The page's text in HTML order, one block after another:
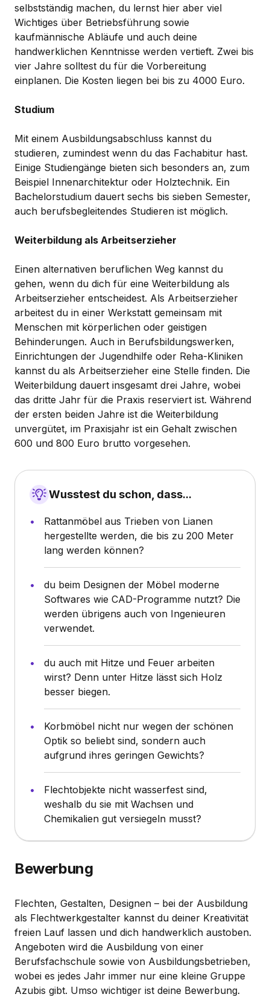
selbstständig machen, du lernst hier aber viel
Wichtiges über Betriebsführung sowie
kaufmännische Abläufe und auch deine
handwerklichen Kenntnisse werden vertieft. Zwei bis
vier Jahre solltest du für die Vorbereitung
einplanen. Die Kosten liegen bei bis zu 4000 Euro.
Studium
Mit einem Ausbildungsabschluss kannst du
studieren, zumindest wenn du das Fachabitur hast.
Einige Studiengänge bieten sich besonders an, zum
Beispiel Innenarchitektur oder Holztechnik. Ein
Bachelorstudium dauert sechs bis sieben Semester,
auch berufsbegleitendes Studieren ist möglich.
Weiterbildung als Arbeitserzieher
Einen alternativen beruflichen Weg kannst du
gehen, wenn du dich für eine Weiterbildung als
Arbeitserzieher entscheidest. Als Arbeitserzieher
arbeitest du in einer Werkstatt gemeinsam mit
Menschen mit körperlichen oder geistigen
Behinderungen. Auch in Berufsbildungswerken,
Einrichtungen der Jugendhilfe oder Reha-Kliniken
kannst du als Arbeitserzieher eine Stelle finden. Die
Weiterbildung dauert insgesamt drei Jahre, wobei
das dritte Jahr für die Praxis reserviert ist. Während
der ersten beiden Jahre ist die Weiterbildung
unvergütet, im Praxisjahr ist ein Gehalt zwischen
600 und 800 Euro brutto vorgesehen.
Wusstest du schon, dass...
Rattanmöbel aus Trieben von Lianen
hergestellte werden, die bis zu 200 Meter
lang werden können?
du beim Designen der Möbel moderne
Softwares wie CAD-Programme nutzt? Die
werden übrigens auch von Ingenieuren
verwendet.
du auch mit Hitze und Feuer arbeiten
wirst? Denn unter Hitze lässt sich Holz
besser biegen.
Korbmöbel nicht nur wegen der schönen
Optik so beliebt sind, sondern auch
aufgrund ihres geringen Gewichts?
Flechtobjekte nicht wasserfest sind,
weshalb du sie mit Wachsen und
Chemikalien gut versiegeln musst?
Bewerbung
Flechten, Gestalten, Designen – bei der Ausbildung
als Flechtwerkgestalter kannst du deiner Kreativität
freien Lauf lassen und dich handwerklich austoben.
Angeboten wird die Ausbildung von einer
Berufsfachschule sowie von Ausbildungsbetrieben,
wobei es jedes Jahr immer nur eine kleine Gruppe
Azubis gibt. Umso wichtiger ist deine Bewerbung.